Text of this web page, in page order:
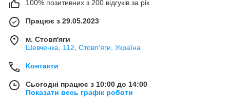
100% позитивних з 200 відгуків за рік
Працює з 29.05.2023
м. Стовп'яги
Шевченка, 112, Стовп'яги, Україна
Контакти
Сьогодні працює з 10:00 до 14:00
Показати весь графік роботи